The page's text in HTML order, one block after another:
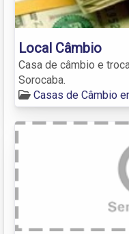
Local Câmbio
Casa de câmbio e
Sorocaba.
Casas de Câmbio